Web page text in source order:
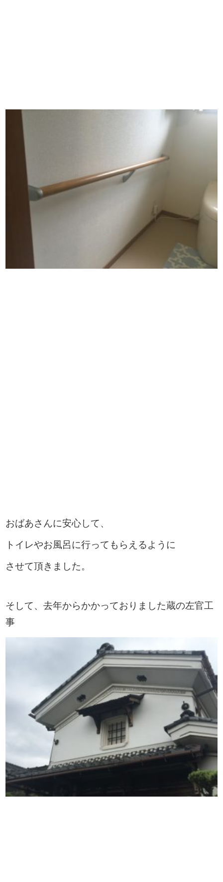
おばあさんに安心して、
トイレやお風呂に行ってもらえるように
させて頂きました。
そして、去年からかかっておりました蔵の左官工
事